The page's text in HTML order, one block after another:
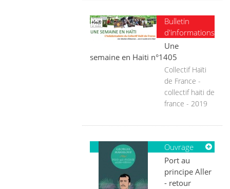
Bulletin
d'informations
Une
semaine en Haiti n°1405
Collectif Haïti
de France -
collectif haiti de
france - 2019
Ouvrage
Port au
principe Aller
- retour